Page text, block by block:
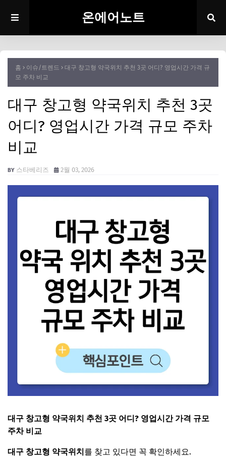
온에어노트
홈 이슈/트렌드
대구 창고형 약국위치 추천 3곳 어디? 영업시간 가격 규
모 주차 비교
대구 창고형 약국위치 추천 3곳
어디? 영업시간 가격 규모 주차
비교
스타베리즈 2월 03, 2026
대구 창고형 약국위치 추천 3곳 어디? 영업시간 가격 규모
주차 비교
대구 창고형 약국위치를 찾고 있다면 꼭 확인하세요.